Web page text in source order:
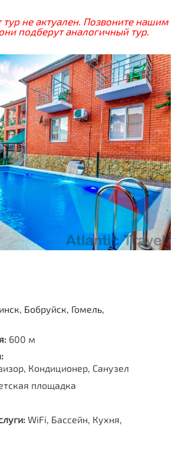
не актуален. Позвоните нашим
подберут аналогичный тур.
Бобруйск, Гомель,
600 м
Кондиционер, Санузел
площадка
WiFi, Бассейн, Кухня,